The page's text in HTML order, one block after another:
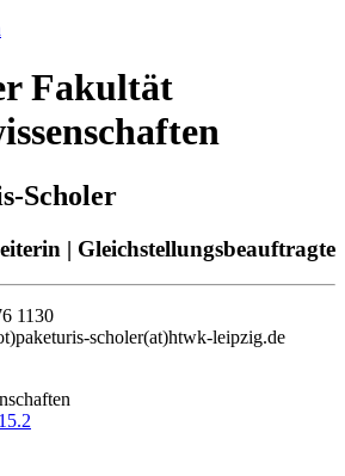
Fakultät
Scholer
| Gleichstellungsbeauftragte
1130
scholer(at)htwk-leipzig.de